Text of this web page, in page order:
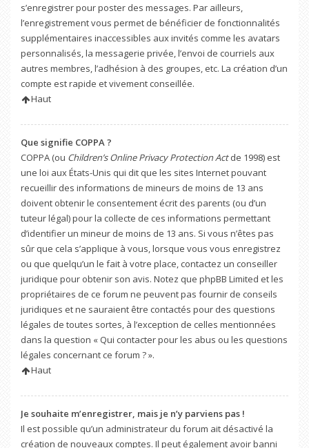
s’enregistrer pour poster des messages. Par ailleurs,
l’enregistrement vous permet de bénéficier de fonctionnalités
supplémentaires inaccessibles aux invités comme les avatars
personnalisés, la messagerie privée, l’envoi de courriels aux
autres membres, l’adhésion à des groupes, etc. La création d’un
compte est rapide et vivement conseillée.
Haut
Que signifie COPPA ?
COPPA (ou Children’s Online Privacy Protection Actde 1998) est
une loi aux États-Unis qui dit que les sites Internet pouvant
recueillir des informations de mineurs de moins de 13 ans
doivent obtenir le consentement écrit des parents (ou d’un
tuteur légal) pour la collecte de ces informations permettant
d’identifier un mineur de moins de 13 ans. Si vous n’êtes pas
sûr que cela s’applique à vous, lorsque vous vous enregistrez
ou que quelqu’un le fait à votre place, contactez un conseiller
juridique pour obtenir son avis. Notez que phpBB Limited et les
propriétaires de ce forum ne peuvent pas fournir de conseils
juridiques et ne sauraient être contactés pour des questions
légales de toutes sortes, à l’exception de celles mentionnées
dans la question « Qui contacter pour les abus ou les questions
légales concernant ce forum ? ».
Haut
Je souhaite m’enregistrer, mais je n’y parviens pas !
Il est possible qu’un administrateur du forum ait désactivé la
création de nouveaux comptes. Il peut également avoir banni